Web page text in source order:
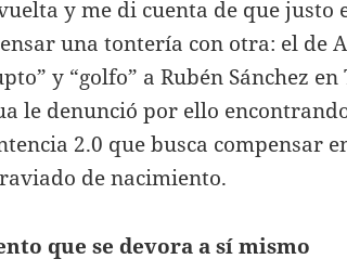
y me di cuenta de que justo
una tontería con otra: el de
y “golfo” a Rubén Sánchez
le denunció por ello
2.0 que busca compensar
de nacimiento.
que se devora a sí mismo